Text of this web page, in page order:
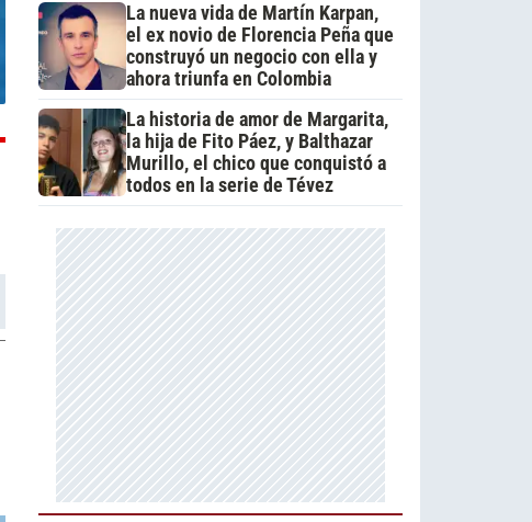
La nueva vida de Martín Karpan,
el ex novio de Florencia Peña que
construyó un negocio con ella y
ahora triunfa en Colombia
La historia de amor de Margarita,
la hija de Fito Páez, y Balthazar
Murillo, el chico que conquistó a
todos en la serie de Tévez